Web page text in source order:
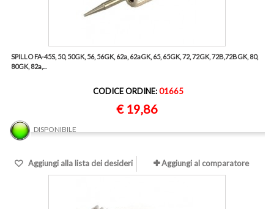
SPILLO FA-45S, 50, 50GK, 56, 56GK, 62a, 62aGK, 65, 65GK, 72, 72GK, 72B,72BGK, 80,
80GK, 82a,...
CODICE ORDINE:01665
€ 19,86
DISPONIBILE
Aggiungi alla lista dei desideri Aggiungi al comparatore